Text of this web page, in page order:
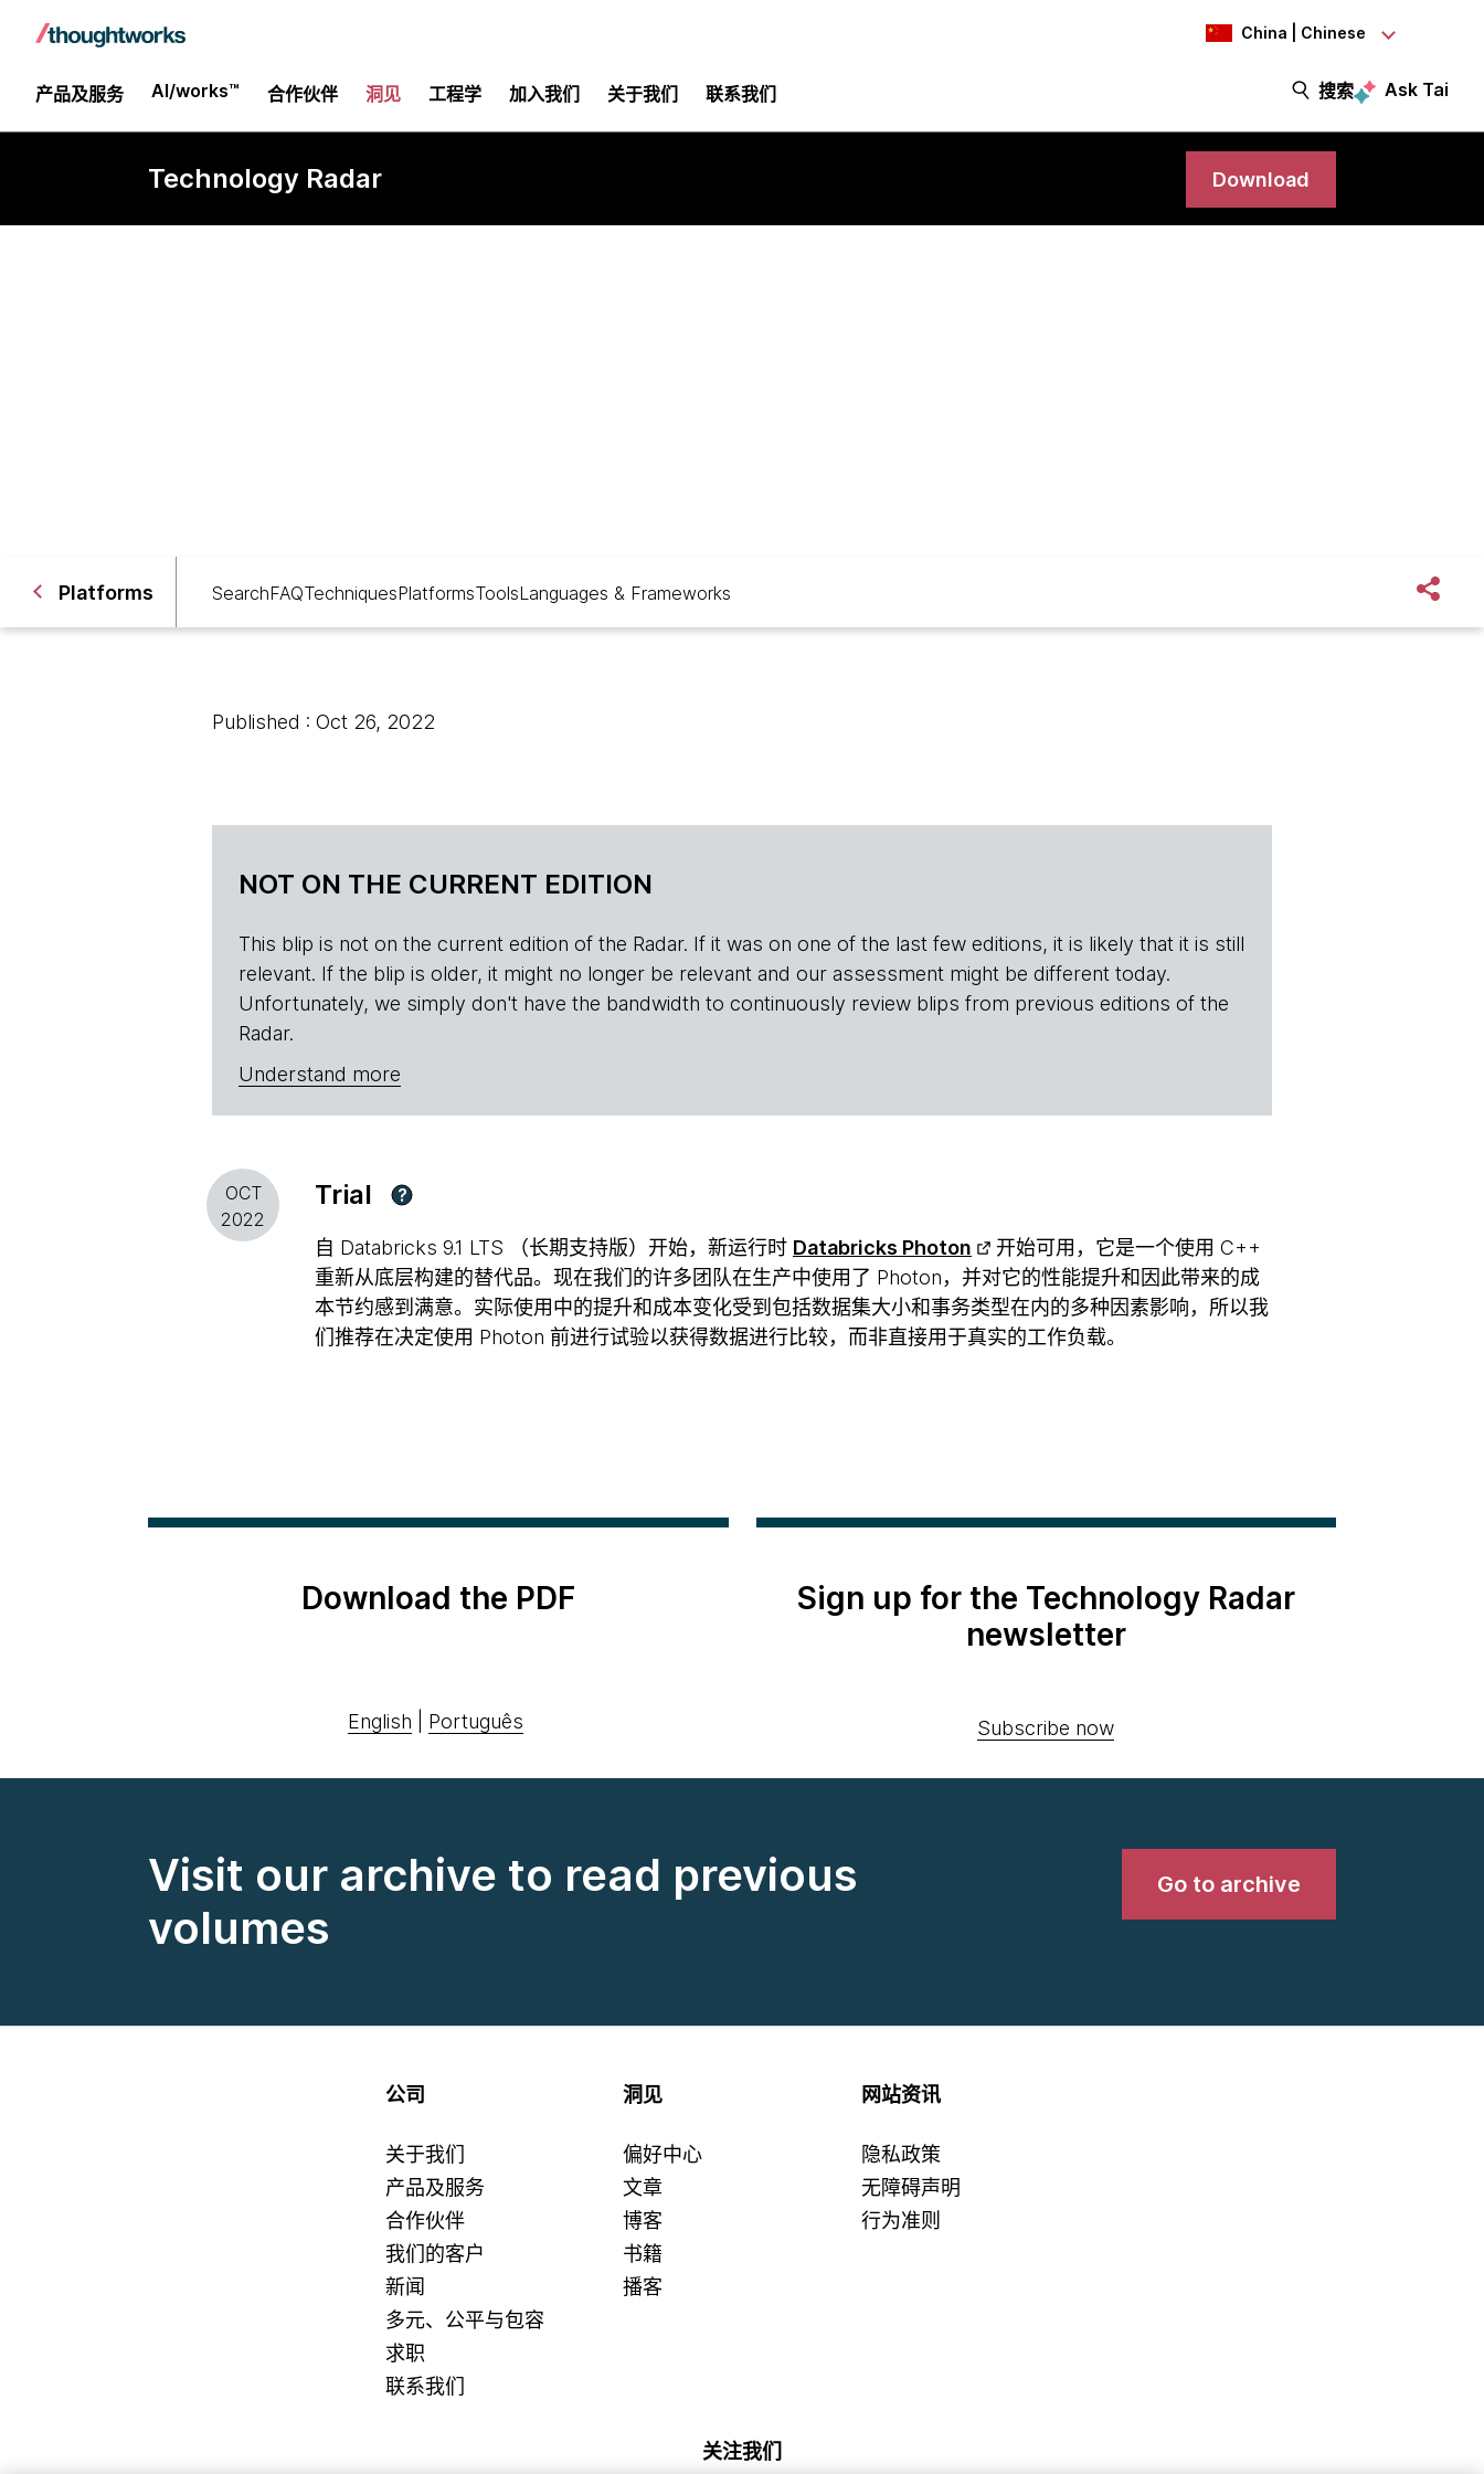
China | Chinese
产品及服务 AI/works™ 合作伙伴 洞见 工程学 加入我们 关于我们 联系我们 搜索 Ask Tai
Technology Radar Download
Platforms SearchFAQTechniquesPlatformsToolsLanguages & Frameworks
Published : Oct 26, 2022
NOT ON THE CURRENT EDITION
This blip is not on the current edition of the Radar. If it was on one of the last few editions, it is likely that it is still
relevant. If the blip is older, it might no longer be relevant and our assessment might be different today.
Unfortunately, we simply don't have the bandwidth to continuously review blips from previous editions of the
Radar.
Understand more
OCT
2022
Trial ?
自 Databricks 9.1 LTS （长期支持版）开始，新运行时 Databricks Photon
开始可用，它是一个使用 C++
重新从底层构建的替代品。现在我们的许多团队在生产中使用了 Photon，并对它的性能提升和因此带来的成
本节约感到满意。实际使用中的提升和成本变化受到包括数据集大小和事务类型在内的多种因素影响，所以我
们推荐在决定使用 Photon 前进行试验以获得数据进行比较，而非直接用于真实的工作负载。
Download the PDF
English Português
Sign up for the Technology Radar
newsletter
Subscribe now
Visit our archive to read previous
volumes
Go to archive
公司
关于我们
产品及服务
合作伙伴
我们的客户
新闻
多元、公平与包容
求职
联系我们
洞见
偏好中心
文章
博客
书籍
播客
网站资讯
隐私政策
无障碍声明
行为准则
关注我们